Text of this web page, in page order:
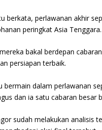
berkata, perlawanan akhir
peringkat Asia Tenggara.
bakal berdepan
persiapan terbaik.
bermain dalam perlawanan
dan ia satu cabaran besar
sudah melakukan analisis